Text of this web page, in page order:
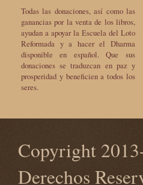
Todas las donaciones, así como las
ganancias por la venta de los libros,
ayudan a apoyar la Escuela del Loto
Reformada y a hacer el Dharma
disponible en español. Que sus
donaciones se traduzcan en paz y
prosperidad y beneficien a todos los
seres.
Copyright
Derechos